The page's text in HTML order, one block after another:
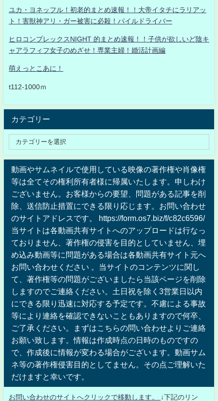
ユカ・ヨネッフル！初老的まとめ速報！！大帝イタチにラリアッ
ト！害獣神アリ・ガー被害に必殺！パイルドライバー
ヒロコンプレックスNIGHT 的まとめ速報！！子供が欲しいど陰キ
ャアラフィフ女子のめざせ！専業主婦！婚活計画編
萌えっとこあに！
t112-1000ｍ
カテゴリー
動画やサムネイルで使用している映像の著作権や肖像権
等は全てその権利所有者様に帰属いたします。申しわけ
ございません。お客様からの要望、問題がある記事を削
除、送信防止措置にできる限り応じます。お問い合わせ
のサイトアドレスです。 https://form.os7.biz/f/c82c6596/
当サイトは各動画共有サイトへのアップロードは行なっ
ておりません、著作権の侵害を目的としていません、埋
め込み動画等に問題がある場合は各動画共有サイト元へ
お問い合わせください 。当サイトのコンテンツに関し
て、著作権等の問題がございましたら当該ページを削除
しますのでご連絡ください。土日祝を除く3営業日以内
にできる限り迅速に対応する予定です。不慮による事故
等により連絡を確認できないこともありますので何卒、
ご了承ください。まずはこちらの問い合わせよりご連絡
お願い致します。情報は作成時点の日時のものですの
で、作成後に情報が変わる場合がございます。動画サム
ネ等の著作権侵害目的としてません。その点ご理解いた
だけますと幸いです。
お問い合わせのサイトへクリックで移動します。
↓下記のリン